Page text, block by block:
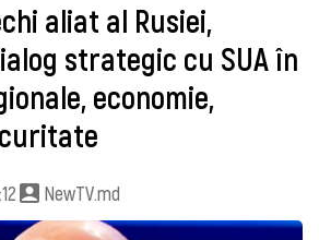
aliat al Rusiei,
strategic cu SUA în
economie,
NewTV.md